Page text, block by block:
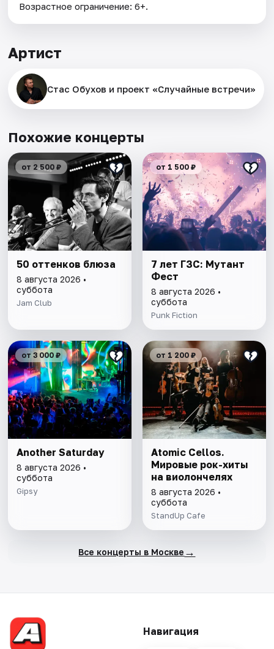
Возрастное ограничение: 6+.
Артист
Стас Обухов и проект «Случайные встречи»
Похожие концерты
от 2 500 ₽
50 оттенков блюза
8 августа 2026 •
суббота
Jam Club
от 1 500 ₽
7 лет ГЗС: Мутант
Фест
8 августа 2026 •
суббота
Punk Fiction
от 3 000 ₽
Another Saturday
8 августа 2026 •
суббота
Gipsy
от 1 200 ₽
Atomic Cellos.
Мировые рок-хиты
на виолончелях
8 августа 2026 •
суббота
StandUp Cafe
Все концерты в Москве →
Навигация